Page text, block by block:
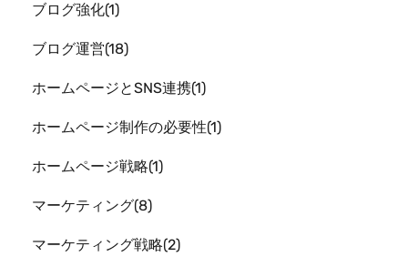
ブログ強化 1
ブログ運営 18
ホームページとSNS連携 1
ホームページ制作の必要性 1
ホームページ戦略 1
マーケティング 8
マーケティング戦略 2